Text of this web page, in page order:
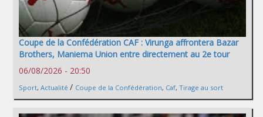
Coupe de la Confédération CAF : Virunga affrontera Bazar
Brothers, Maniema Union entre directement au 2e tour
06/08/2026 - 20:50
Sport, Actualité / Coupe de la Confédération, Caf, Tirage au sort